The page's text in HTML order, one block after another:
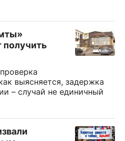
получить
выясняется, задержка
– случай не единичный